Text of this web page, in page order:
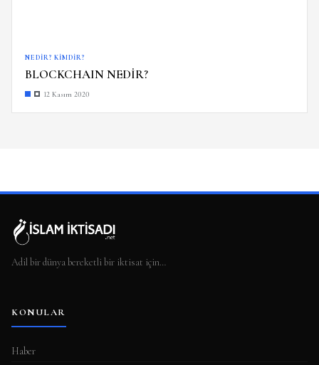
NEDIR? KIMDIR?
BLOCKCHAIN NEDİR?
12 Kasım 2020
Adil bir dünya bereketli bir iktisat için…
KONULAR
Haber